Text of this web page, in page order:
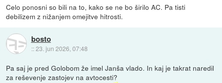
Celo ponosni so bili na to, kako se ne bo širilo AC. Pa tisti
debilizem z nižanjem omejitve hitrosti.
bosto
::23. jun 2026, 07:48
Pa saj je pred Golobom že imel Janša vlado. In kaj je takrat naredil
za reševenje zastojev na avtocesti?